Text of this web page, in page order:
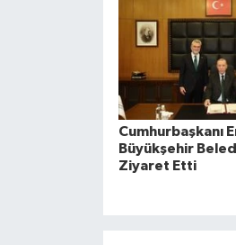
Cumhurbaşkanı
Büyükşehir
Ziyaret Etti